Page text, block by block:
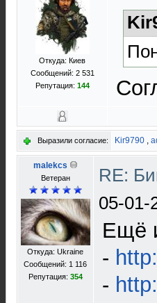
Откуда: Киев
Сообщений: 2 531
Репутация: 144
Выразили согласие: Kir9790 ,
malekcs
Ветеран
Откуда: Ukraine
Сообщений: 1 116
Репутация: 354
RE:
05-01-
Ещё
-
-